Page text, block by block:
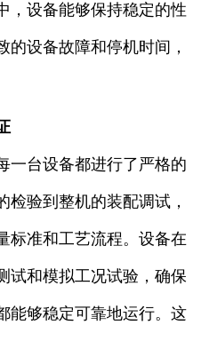
，设备能够保持稳定的性
的设备故障和停机时间，
一台设备都进行了严格的
检验到整机的装配调试，
标准和工艺流程。设备在
试和模拟工况试验，确保
能够稳定可靠地运行。这